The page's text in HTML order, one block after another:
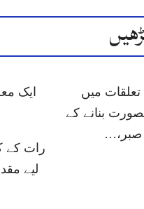
میں
بنانے کے
صبر،…
ایک
رات کے
لیے